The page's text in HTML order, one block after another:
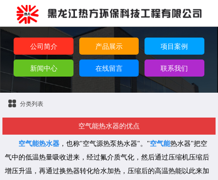
公司简介 产品展示 项目案例
新闻中心 在线留言 联系我们
分类列表
空气能热水器的优点
空气能热水器 ，也称"空气源热泵热水器"。"空气能热水器"把空
气中的低温热量吸收进来，经过氟介质气化，然后通过压缩机压缩后
增压升温，再通过换热器转化给水加热，压缩后的高温热能以此来加